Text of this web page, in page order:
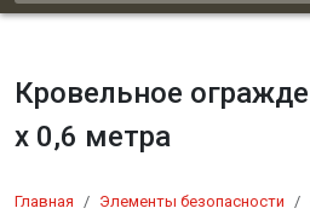
Кровельное
х 0,6 метра
Главная Элементы безопасности